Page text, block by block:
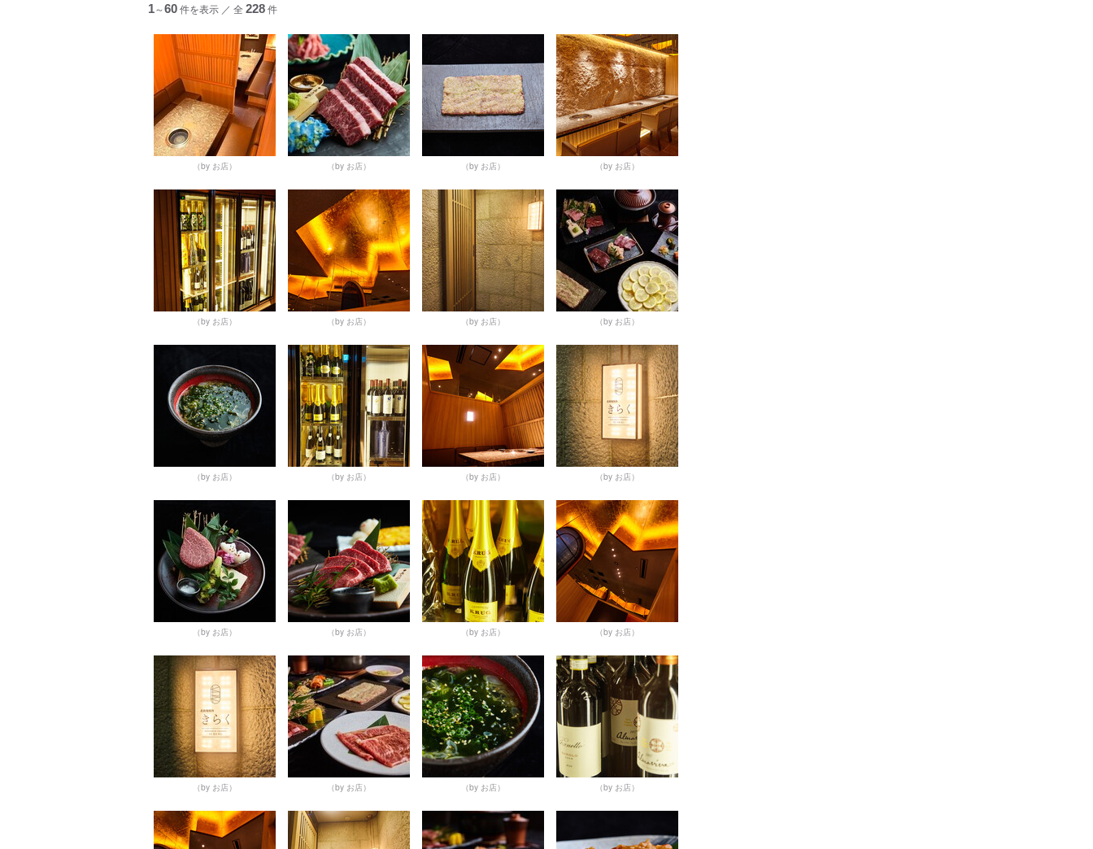
1～60件を表示 ／ 全 228件
（by お店） （by お店） （by お店） （by お店）
（by お店） （by お店） （by お店） （by お店）
（by お店） （by お店） （by お店） （by お店）
（by お店） （by お店） （by お店） （by お店）
（by お店） （by お店） （by お店） （by お店）